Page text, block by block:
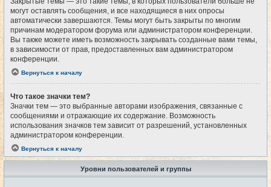
могут оставлять сообщения, и все находящиеся в них опросы
автоматически завершаются. Темы могут быть закрыты по многим
причинам модератором форума или администратором конференции.
Вы также можете иметь возможность закрывать созданные вами темы,
в зависимости от прав, предоставленных вам администратором
конференции.
Вернуться к началу
Что такое значки тем?
Значки тем — это выбранные авторами изображения, связанные с
сообщениями и отражающие их содержание. Возможность
использования значков тем зависит от разрешений, установленных
администратором конференции.
Вернуться к началу
Уровни пользователей и группы